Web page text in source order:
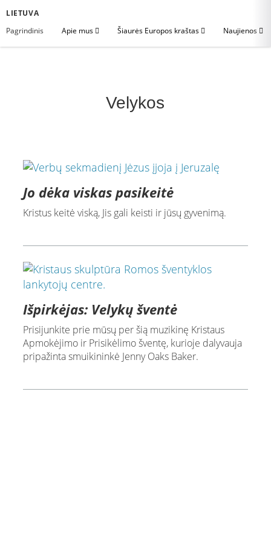
LIETUVA
Pagrindinis
Apie mus Šiaurės Europos kraštas Naujienos
Velykos
Jo dėka viskas pasikeitė
Kristus keitė viską, Jis gali keisti ir jūsų gyvenimą.
Išpirkėjas: Velykų šventė
Prisijunkite prie mūsų per šią muzikinę Kristaus
Apmokėjimo ir Prisikėlimo šventę, kurioje dalyvauja
pripažinta smuikininkė Jenny Oaks Baker.